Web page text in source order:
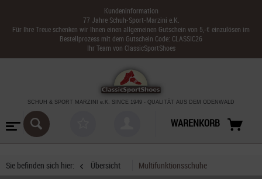
Kundeninformation
77 Jahre Schuh-Sport-Marzini e.K.
Für Ihre Treue schenken wir Ihnen einen allgemeinen Gutschein von 5,-€ einzulösen im
Bestellprozess mit dem Gutschein Code: CLASSIC26
Ihr Team von ClassicSportShoes
SCHUH & SPORT MARZINI e.K. SINCE 1949 - QUALITÄT AUS DEM ODENWALD
WARENKORB
Sie befinden sich hier: Übersicht Multifunktionsschuhe